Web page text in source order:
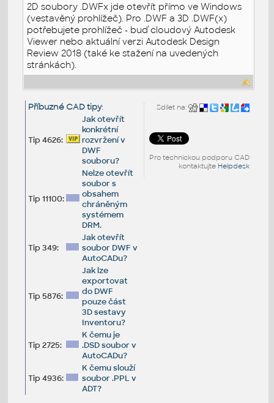
2D soubory .DWFx jde otevřít přímo ve Windows
(vestavěný prohlížeč). Pro .DWF a 3D .DWF(x)
potřebujete prohlížeč - buď cloudový Autodesk
Viewer nebo aktuální verzi Autodesk Design
Review 2018 (také ke stažení na uvedených
stránkách).
Sdílet na:
Pro technickou podporu CAD
kontaktujte Helpdesk
Příbuzné CAD tipy:
Tip 4626:
Jak otevřít
konkrétní
rozvržení v
DWF
souboru?
Tip 11100:
Nelze otevřít
soubor s
obsahem
chráněným
systémem
DRM.
Tip 349:
Jak otevřít
soubor DWF v
AutoCADu?
Tip 5876:
Jak lze
exportovat
do DWF
pouze část
3D sestavy
Inventoru?
Tip 2725:
K čemu je
.DSD soubor v
AutoCADu?
Tip 4936:
K čemu slouží
soubor .PPL v
ADT?